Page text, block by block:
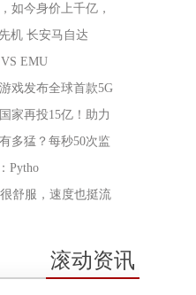
如今身价上千亿，
机 长安马自达
EMU
戏发布全球首款5G
家再投15亿！助力
多猛？每秒50次监
Pytho
舒服，速度也挺流
滚动资讯